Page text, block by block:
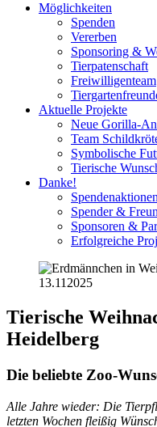
Möglichkeiten
Spenden
Vererben
Sponsoring &
Tierpatenschaft
Freiwilligenteam
Aktuelle Projekte
Neue Gorilla-
Team
Symbolische
Tierische
Danke!
Spendenaktionen
Spender &
Sponsoren &
Erfolgreiche
13.11 2025
Tierische
Heidelberg
Die beliebte Zoo-
Alle Jahre wieder: Die
letzten Wochen fleißig